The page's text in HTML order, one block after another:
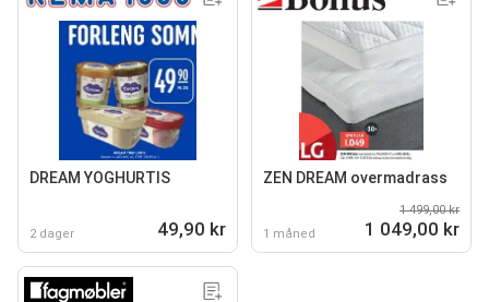
DREAM YOGHURTIS
2 dager 49,90 kr
ZEN DREAM overmadrass
1 måned
1 499,00 kr
1 049,00 kr